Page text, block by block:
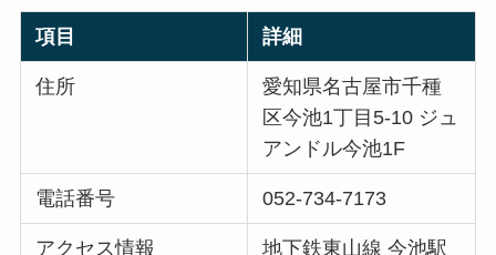
項目 詳細
住所
愛知県名古屋市千種
区今池1丁目5-10 ジュ
アンドル今池1F
電話番号 052-734-7173
アクセス情報
地下鉄東山線 今池駅